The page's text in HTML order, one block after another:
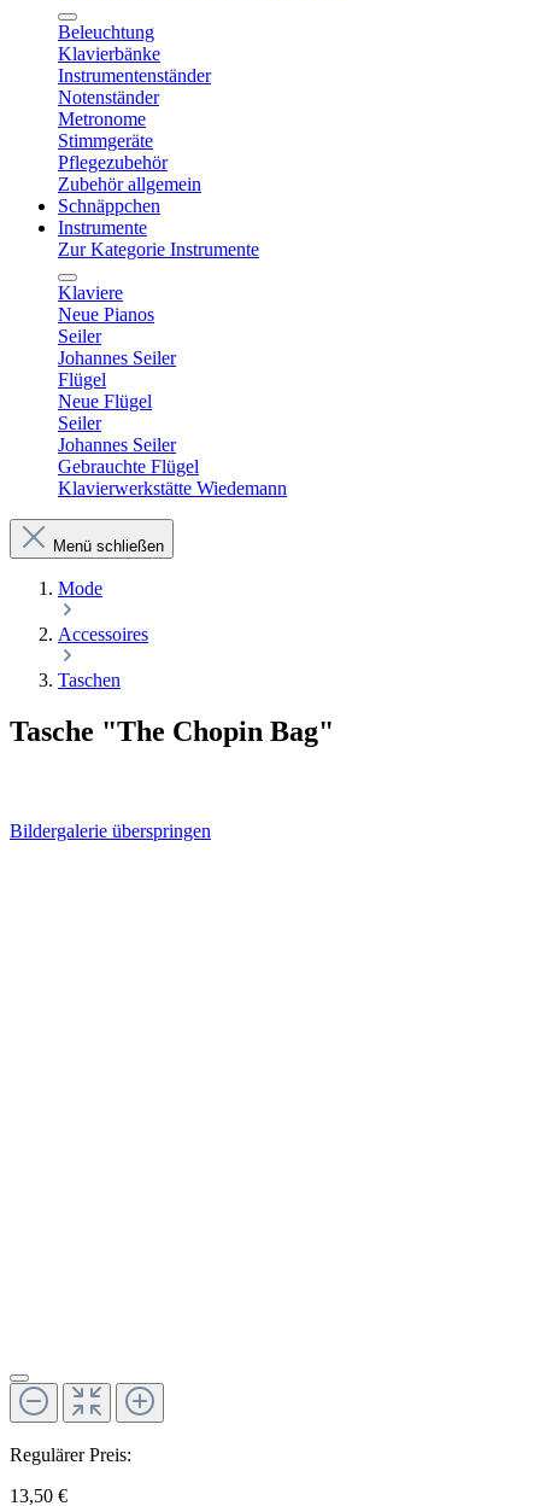
Beleuchtung
Klavierbänke
Instrumentenständer
Notenständer
Metronome
Stimmgeräte
Pflegezubehör
Zubehör allgemein
Schnäppchen
Instrumente
Zur Kategorie Instrumente
Klaviere
Neue Pianos
Seiler
Johannes Seiler
Flügel
Neue Flügel
Seiler
Johannes Seiler
Gebrauchte Flügel
Klavierwerkstätte Wiedemann
Menü schließen
Mode
Accessoires
Taschen
Tasche "The Chopin Bag"
Bildergalerie überspringen
Regulärer Preis:
13,50 €